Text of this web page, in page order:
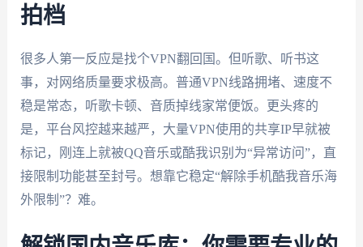
拍档
很多人第一反应是找个VPN翻回国。但听歌、听书这
事，对网络质量要求极高。普通VPN线路拥堵、速度不
稳是常态，听歌卡顿、音质掉线家常便饭。更头疼的
是，平台风控越来越严，大量VPN使用的共享IP早就被
标记，刚连上就被QQ音乐或酷我识别为“异常访问”，直
接限制功能甚至封号。想靠它稳定“解除手机酷我音乐海
外限制”？难。